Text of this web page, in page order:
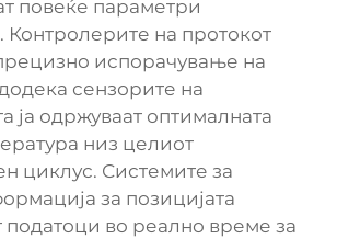
повеќе параметри
Контролерите на протокот
испорачување на
сензорите на
ја одржуваат оптималната
низ целиот
циклус. Системите за
за позицијата
податоци во реално време за